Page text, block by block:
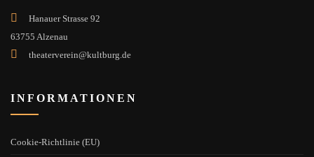
Hanauer Strasse 92
63755 Alzenau
theaterverein@kultburg.de
INFORMATIONEN
Cookie-Richtlinie (EU)